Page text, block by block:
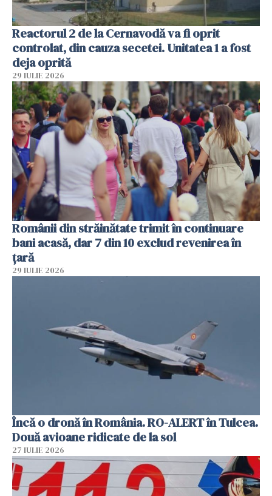
Reactorul 2 de la Cernavodă va fi oprit
controlat, din cauza secetei. Unitatea 1 a fost
deja oprită
29 IULIE 2026
Românii din străinătate trimit în continuare
bani acasă, dar 7 din 10 exclud revenirea în
țară
29 IULIE 2026
Încă o dronă în România. RO-ALERT în Tulcea.
Două avioane ridicate de la sol
27 IULIE 2026